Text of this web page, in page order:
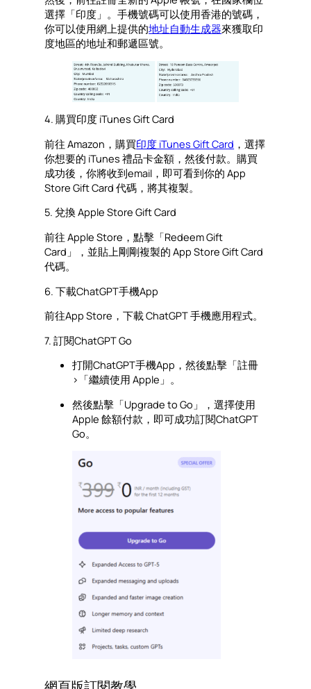
選擇「印度」。手機號碼可以使用香港的號碼，
你可以使用網上提供的地址自動生成器來獲取印
度地區的地址和郵遞區號。
4. 購買印度 iTunes Gift Card
前往 Amazon，購買印度 iTunes Gift Card ，選擇
你想要的 iTunes 禮品卡金額，然後付款。購買
成功後，你將收到email，即可看到你的 App
Store Gift Card 代碼，將其複製。
5. 兌換 Apple Store Gift Card
前往 Apple Store，點擊「Redeem Gift
Card」，並貼上剛剛複製的 App Store Gift Card
代碼。
6. 下載ChatGPT手機App
前往App Store，下載 ChatGPT 手機應用程式。
7. 訂閱ChatGPT Go
打開ChatGPT手機App，然後點擊「註冊
>「繼續使用 Apple」。
然後點擊「Upgrade to Go」，選擇使用
Apple 餘額付款，即可成功訂閱ChatGPT
Go。